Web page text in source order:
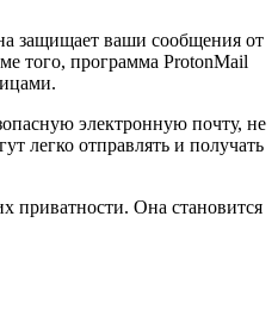
защищает ваши сообщения от
того, программа ProtonMail
электронную почту, не
легко отправлять и получать
приватности. Она становится